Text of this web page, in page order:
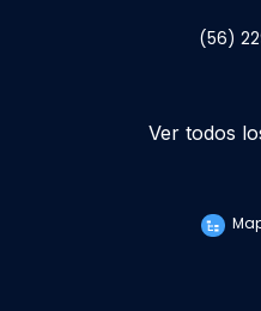
(56)
Ver todos